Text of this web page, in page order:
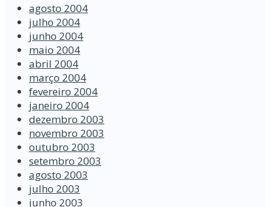
agosto 2004
julho 2004
junho 2004
maio 2004
abril 2004
março 2004
fevereiro 2004
janeiro 2004
dezembro 2003
novembro 2003
outubro 2003
setembro 2003
agosto 2003
julho 2003
junho 2003